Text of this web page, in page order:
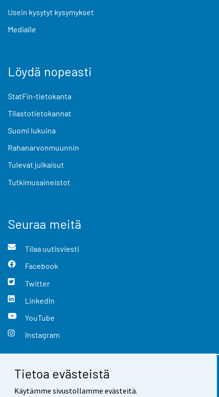
Tietoa evästeistä
Käytämme sivustollamme evästeitä.
Usein kysytyt kysymykset
Medialle
Löydä nopeasti
StatFin-tietokanta
Tilastotietokannat
Suomi lukuina
Rahanarvonmuunnin
Tulevat julkaisut
Tutkimusaineistot
Seuraa meitä
Tilaa uutisviesti
Facebook
Twitter
LinkedIn
YouTube
Instagram
Yhteystiedot